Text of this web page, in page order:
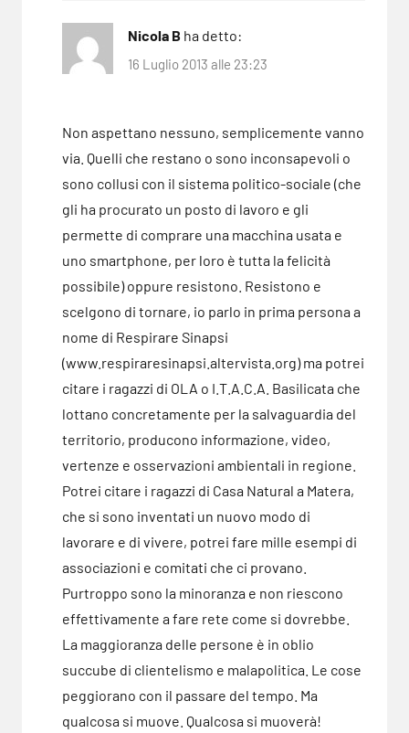
Nicola B ha detto:
16 Luglio 2013 alle 23:23
Non aspettano nessuno, semplicemente vanno
via. Quelli che restano o sono inconsapevoli o
sono collusi con il sistema politico-sociale (che
gli ha procurato un posto di lavoro e gli
permette di comprare una macchina usata e
uno smartphone, per loro è tutta la felicità
possibile) oppure resistono. Resistono e
scelgono di tornare, io parlo in prima persona a
nome di Respirare Sinapsi
(www.respiraresinapsi.altervista.org) ma potrei
citare i ragazzi di OLA o I.T.A.C.A. Basilicata che
lottano concretamente per la salvaguardia del
territorio, producono informazione, video,
vertenze e osservazioni ambientali in regione.
Potrei citare i ragazzi di Casa Natural a Matera,
che si sono inventati un nuovo modo di
lavorare e di vivere, potrei fare mille esempi di
associazioni e comitati che ci provano.
Purtroppo sono la minoranza e non riescono
effettivamente a fare rete come si dovrebbe.
La maggioranza delle persone è in oblio
succube di clientelismo e malapolitica. Le cose
peggiorano con il passare del tempo. Ma
qualcosa si muove. Qualcosa si muoverà!